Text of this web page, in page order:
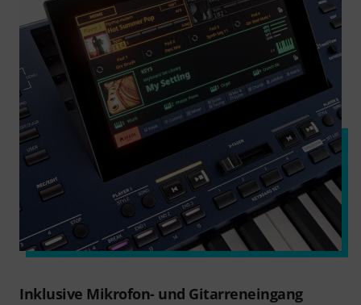
Inklusive Mikrofon- und Gitarreneingang